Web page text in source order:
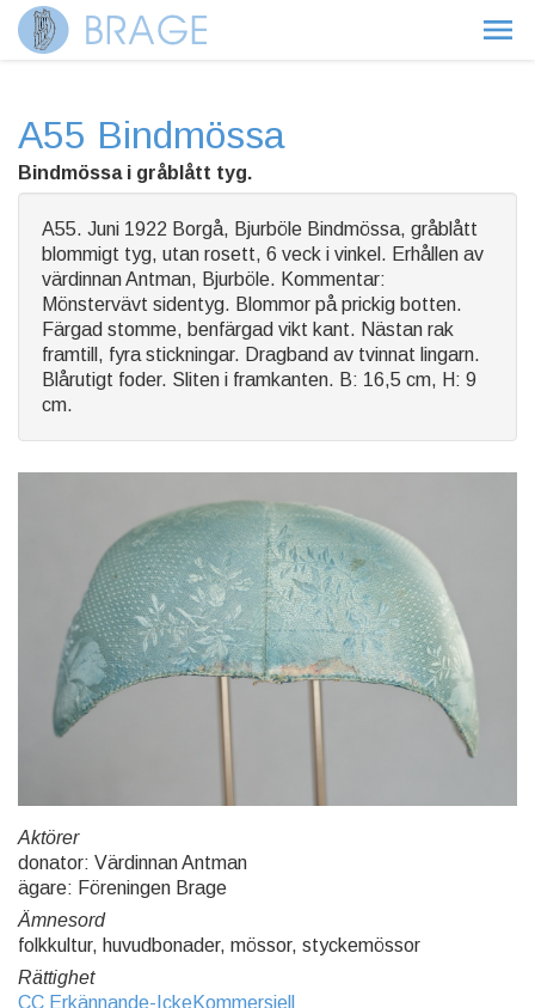
A55 Bindmössa
Bindmössa i gråblått tyg.
A55. Juni 1922 Borgå, Bjurböle Bindmössa, gråblått
blommigt tyg, utan rosett, 6 veck i vinkel. Erhållen av
värdinnan Antman, Bjurböle. Kommentar:
Mönstervävt sidentyg. Blommor på prickig botten.
Färgad stomme, benfärgad vikt kant. Nästan rak
framtill, fyra stickningar. Dragband av tvinnat lingarn.
Blårutigt foder. Sliten i framkanten. B: 16,5 cm, H: 9
cm.
Aktörer
donator: Värdinnan Antman
ägare: Föreningen Brage
Ämnesord
folkkultur, huvudbonader, mössor, styckemössor
Rättighet
CC Erkännande-IckeKommersiell